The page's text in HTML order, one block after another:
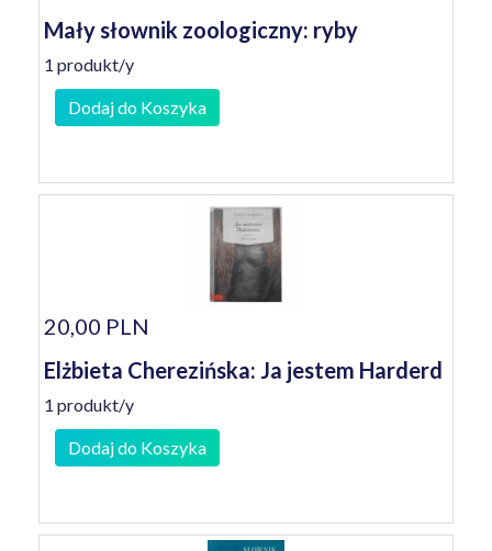
Mały słownik zoologiczny: ryby
1 produkt/y
Dodaj do Koszyka
20,00 PLN
Elżbieta Cherezińska: Ja jestem Harderd
1 produkt/y
Dodaj do Koszyka